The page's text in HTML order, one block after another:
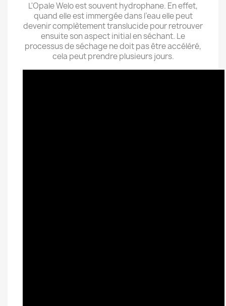
L'Opale Welo est souvent hydrophane. En effet,
quand elle est immergée dans l’eau elle peut
devenir complètement translucide pour retrouver
ensuite son aspect initial en séchant. Le
processus de séchage ne doit pas être accéléré,
cela peut prendre plusieurs jours.